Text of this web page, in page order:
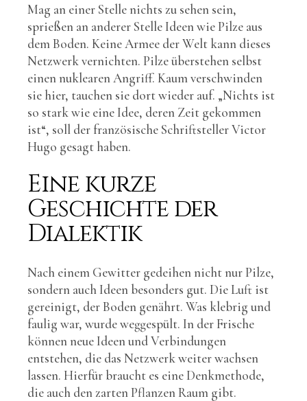
Mag an einer Stelle nichts zu sehen sein,
sprießen an anderer Stelle Ideen wie Pilze aus
dem Boden. Keine Armee der Welt kann dieses
Netzwerk vernichten. Pilze überstehen selbst
einen nuklearen Angriff. Kaum verschwinden
sie hier, tauchen sie dort wieder auf. „Nichts ist
so stark wie eine Idee, deren Zeit gekommen
ist“, soll der französische Schriftsteller Victor
Hugo gesagt haben.
Eine kurze
Geschichte der
Dialektik
Nach einem Gewitter gedeihen nicht nur Pilze,
sondern auch Ideen besonders gut. Die Luft ist
gereinigt, der Boden genährt. Was klebrig und
faulig war, wurde weggespült. In der Frische
können neue Ideen und Verbindungen
entstehen, die das Netzwerk weiter wachsen
lassen. Hierfür braucht es eine Denkmethode,
die auch den zarten Pflanzen Raum gibt.